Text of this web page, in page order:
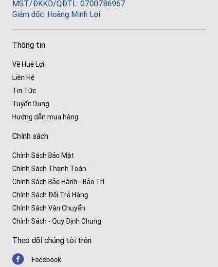
MST/ĐKKD/QĐTL: 0700786967
Giám đốc: Hoàng Minh Lợi
Thông tin
Về Huê Lợi
Liên Hệ
Tin Tức
Tuyển Dụng
Hướng dẫn mua hàng
Chính sách
Chính Sách Bảo Mật
Chính Sách Thanh Toán
Chính Sách Bảo Hành - Bảo Trì
Chính Sách Đổi Trả Hàng
Chính Sách Vận Chuyển
Chính Sách - Quy Định Chung
Theo dõi chúng tôi trên
Facebook